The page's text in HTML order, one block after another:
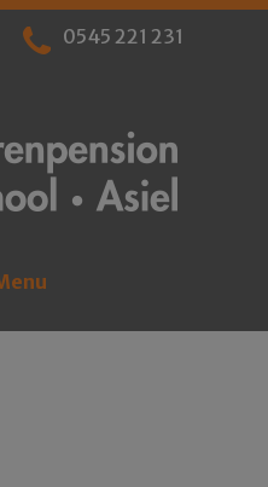
0545 221 231